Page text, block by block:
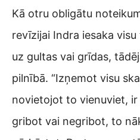
Kā otru obligātu
revīzijai Indra iesaka
uz gultas vai grīdas,
pilnībā. “Izņemot visu
novietojot to vienuviet, ir
gribot vai negribot, to